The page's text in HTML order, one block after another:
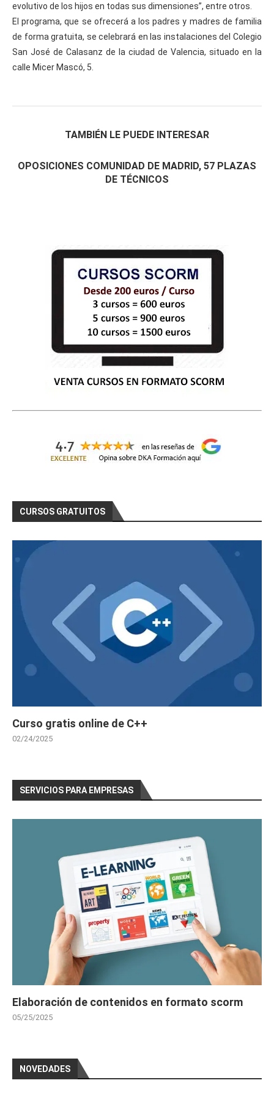
evolutivo de los hijos en todas sus dimensiones”, entre otros.
El programa, que se ofrecerá a los padres y madres de familia
de forma gratuita, se celebrará en las instalaciones del Colegio
San José de Calasanz de la ciudad de Valencia, situado en la
calle Micer Mascó, 5.
TAMBIÉN LE PUEDE INTERESAR
OPOSICIONES COMUNIDAD DE MADRID, 57 PLAZAS
DE TÉCNICOS
CURSOS GRATUITOS
Curso gratis online de C++
02/24/2025
SERVICIOS PARA EMPRESAS
Elaboración de contenidos en formato scorm
05/25/2025
NOVEDADES